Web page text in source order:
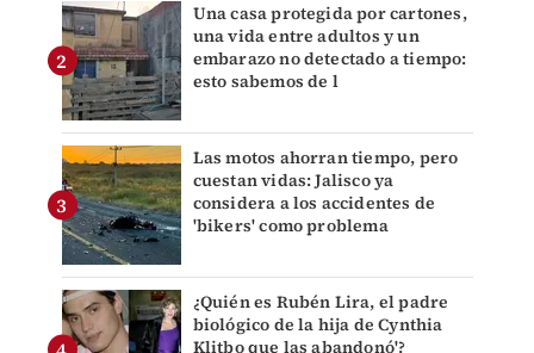
Una casa protegida por cartones,
una vida entre adultos y un
embarazo no detectado a tiempo:
esto sabemos de l
Las motos ahorran tiempo, pero
cuestan vidas: Jalisco ya
considera a los accidentes de
'bikers' como problema
¿Quién es Rubén Lira, el padre
biológico de la hija de Cynthia
Klitbo que las abandonó'?